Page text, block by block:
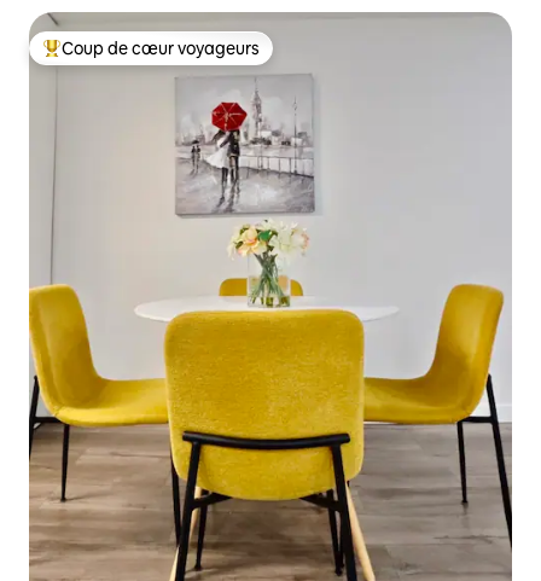
Coups de cœur voyageurs les plus appréciés
Coup de cœur voyageurs